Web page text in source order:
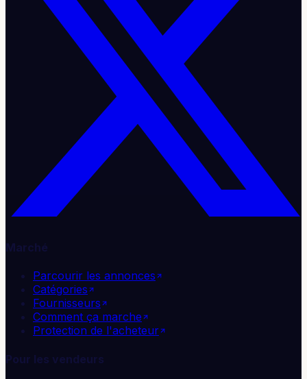
Marché
Parcourir les annonces
Catégories
Fournisseurs
Comment ça marche
Protection de l'acheteur
Pour les vendeurs